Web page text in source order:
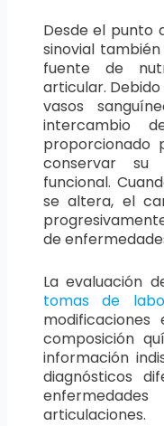
Desde el punto
sinovial
fuente de
articular.
vasos
intercambio
proporcionado
conservar su
funcional.
se altera, el
de
La evaluación
tomas de
modificaciones
composición
información
diagnósticos
articulaciones.